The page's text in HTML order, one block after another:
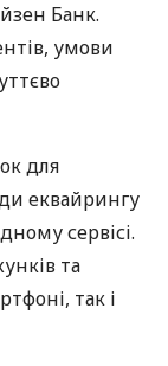
Банк.
умови
для
еквайрингу
сервісі.
та
так і